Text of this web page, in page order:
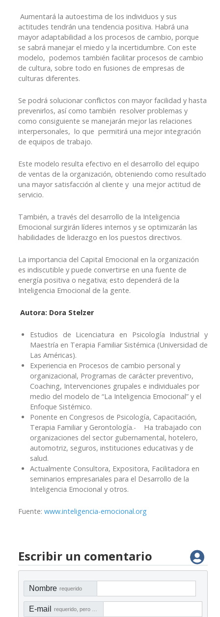
Aumentará la autoestima de los individuos y sus
actitudes tendrán una tendencia positiva. Habrá una
mayor adaptabilidad a los procesos de cambio, porque
se sabrá manejar el miedo y la incertidumbre. Con este
modelo, podemos también facilitar procesos de cambio
de cultura, sobre todo en fusiones de empresas de
culturas diferentes.
Se podrá solucionar conflictos con mayor facilidad y hasta
prevenirlos, así como también resolver problemas y
como consiguiente se manejarán mejor las relaciones
interpersonales, lo que permitirá una mejor integración
de equipos de trabajo.
Este modelo resulta efectivo en el desarrollo del equipo
de ventas de la organización, obteniendo como resultado
una mayor satisfacción al cliente y una mejor actitud de
servicio.
También, a través del desarrollo de la Inteligencia
Emocional surgirán líderes internos y se optimizarán las
habilidades de liderazgo en los puestos directivos.
La importancia del Capital Emocional en la organización
es indiscutible y puede convertirse en una fuente de
energía positiva o negativa; esto dependerá de la
Inteligencia Emocional de la gente.
Autora: Dora Stelzer
Estudios de Licenciatura en Psicología Industrial y
Maestría en Terapia Familiar Sistémica (Universidad de
Las Américas).
Experiencia en Procesos de cambio personal y
organizacional, Programas de carácter preventivo,
Coaching, Intervenciones grupales e individuales por
medio del modelo de “La Inteligencia Emocional” y el
Enfoque Sistémico.
Ponente en Congresos de Psicología, Capacitación,
Terapia Familiar y Gerontología.- Ha trabajado con
organizaciones del sector gubernamental, hotelero,
automotriz, seguros, instituciones educativas y de
salud.
Actualmente Consultora, Expositora, Facilitadora en
seminarios empresariales para el Desarrollo de la
Inteligencia Emocional y otros.
Fuente: www.inteligencia-emocional.org
Escribir un comentario
Nombre requerido
E-mail